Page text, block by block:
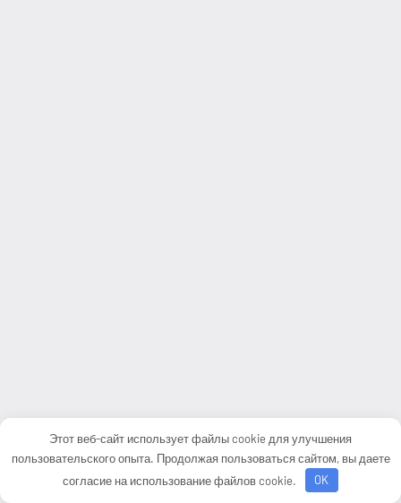
Этот веб-сайт использует файлы cookie для улучшения
пользовательского опыта. Продолжая пользоваться сайтом, вы даете
согласие на использование файлов cookie.
OK